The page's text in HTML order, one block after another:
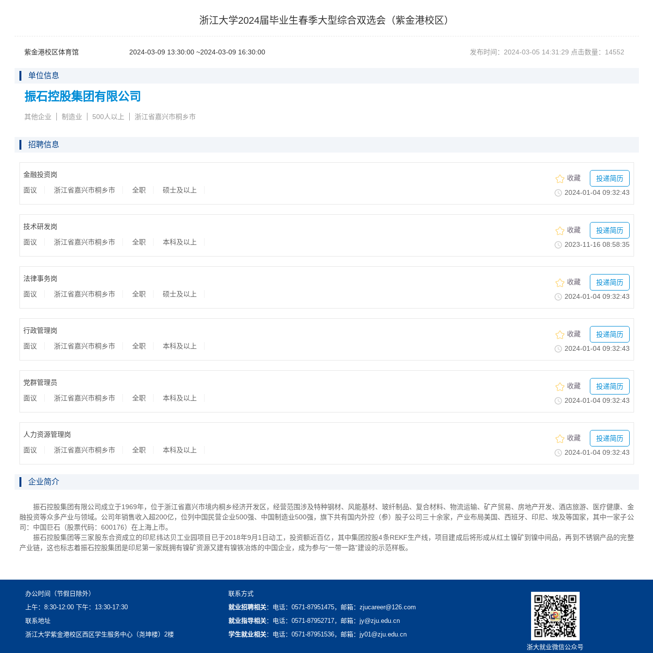
浙江大学2024届毕业生春季大型综合双选会（紫金港校区）
紫金港校区体育馆 2024-03-0913:30:00~2024-03-0916:30:00 发布时间：2024-03-0514:31:29点击数量：14552
单位信息
振石控股集团有限公司
其他企业 制造业 500人以上 浙江省嘉兴市桐乡市
招聘信息
金融投资岗
面议 浙江省嘉兴市桐乡市 全职 硕士及以上
收藏
投递简历
2024-01-0409:32:43
技术研发岗
面议 浙江省嘉兴市桐乡市 全职 本科及以上
收藏
投递简历
2023-11-1608:58:35
法律事务岗
面议 浙江省嘉兴市桐乡市 全职 硕士及以上
收藏
投递简历
2024-01-0409:32:43
行政管理岗
面议 浙江省嘉兴市桐乡市 全职 本科及以上
收藏
投递简历
2024-01-0409:32:43
党群管理员
面议 浙江省嘉兴市桐乡市 全职 本科及以上
收藏
投递简历
2024-01-0409:32:43
人力资源管理岗
面议 浙江省嘉兴市桐乡市 全职 本科及以上
收藏
投递简历
2024-01-0409:32:43
企业简介
振石控股集团有限公司成立于1969年，位于浙江省嘉兴市境内桐乡经济开发区，经营范围涉及特种钢材、风能基材、玻纤制品、复合材料、物流运输、矿产贸易、房地产开发、酒店旅游、医疗健康、金
融投资等众多产业与领域。公司年销售收入超200亿，位列中国民营企业500强、中国制造业500强，旗下共有国内外控（参）股子公司三十余家，产业布局美国、西班牙、印尼、埃及等国家，其中一家子公
司：中国巨石（股票代码： 600176）在上海上市。
振石控股集团等三家股东合资成立的印尼纬达贝工业园项目已于2018年9月1日动工，投资额近百亿，其中集团控股4条REKF生产线，项目建成后将形成从红土镍矿到镍中间品，再到不锈钢产品的完整
产业链，这也标志着振石控股集团是印尼第一家既拥有镍矿资源又建有镍铁冶炼的中国企业，成为参与“一带一路”建设的示范样板。
办公时间（节假日除外）
上午：8:30-12:00下午：13:30-17:30
联系地址
浙江大学紫金港校区西区学生服务中心（尧坤楼）2楼
联系方式
就业招聘相关：电话：0571-87951475，邮箱：zjucareer@126.com
就业指导相关：电话：0571-87952717，邮箱：jy@zju.edu.cn
学生就业相关：电话：0571-87951536，邮箱：jy01@zju.edu.cn
浙大就业微信公众号